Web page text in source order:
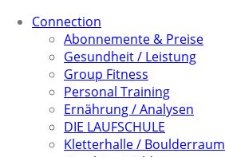
Connection
Abonnemente & Preise
Gesundheit / Leistung
Group Fitness
Personal Training
Ernährung / Analysen
DIE LAUFSCHULE
Kletterhalle / Boulderraum